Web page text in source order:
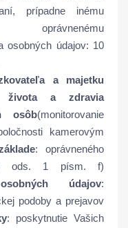
prípadne inému
osobných údajov: 10
a majetku
života a zdravia
osôb(monitorovanie
kamerovým
: oprávneného
ods. 1 písm. f)
údajov:
podoby a prejavov
: poskytnutie Vašich